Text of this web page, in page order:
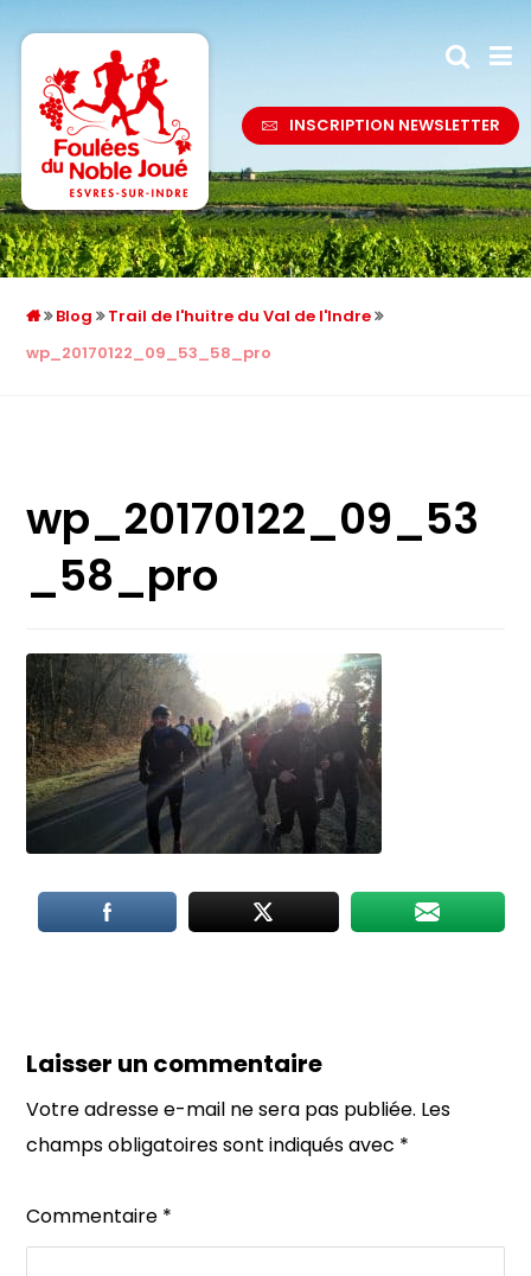
INSCRIPTION NEWSLETTER
Blog
Trail de l'huitre du Val de l'Indre
wp_20170122_09_53_58_pro
wp_20170122_09_53
_58_pro
Laisser un commentaire
Votre adresse e-mail ne sera pas publiée. Les
champs obligatoires sont indiqués avec *
Commentaire *